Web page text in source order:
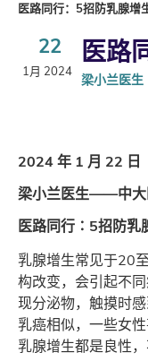
医路同行：5招防乳腺增
22
1月 2024
医路
梁小兰医生
2024 年 1 月 22 日
梁小兰医生——中大
医路同行∶5招防乳
乳腺增生常见于20
构改变，会引起不
现分泌物，触摸时
乳癌相似，一些女
乳腺增生都是良性，